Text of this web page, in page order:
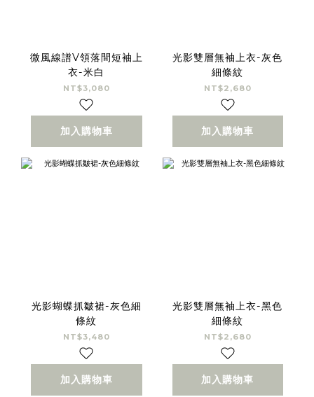
微風線譜V領落間短袖上
衣-米白
NT$3,080
加入購物車
光影雙層無袖上衣-灰色
細條紋
NT$2,680
加入購物車
光影蝴蝶抓皺裙-灰色細
條紋
NT$3,480
加入購物車
光影雙層無袖上衣-黑色
細條紋
NT$2,680
加入購物車